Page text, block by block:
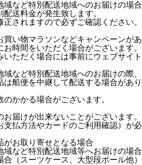
など特別配送地域へのお届けの場合
送料金が発生致します。
されますので必ずご確認ください。
買い物マラソンなどキャンペーンがあ
時間をいただく場合がございます。
いただく場合には事前にウェブサイト
など特別配送地域へのお届けの際、
船便を中継して配送する場合があり
かかる場合がございます。
届けが出来ないことがございます。
支払方法やカードのご利用確認）が必
がお取り寄せとなる場合
域など特別配送地域等へお届けの場合
合（スーツケース、大型段ボール他）